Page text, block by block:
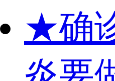
★确